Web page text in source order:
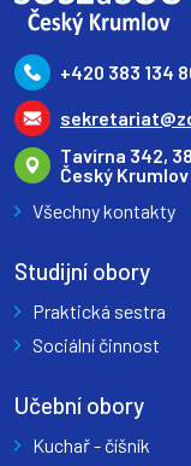
+420 383 134
Tavírna 342,
Český Krumlov
Všechny kontakty
Studijní obory
Praktická sestra
Sociální činnost
Učební obory
Kuchař - číšník